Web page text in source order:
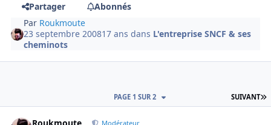
Partager
Abonnés
Par Roukmoute
23 septembre 200817 ans dans L'entreprise SNCF & ses
cheminots
SUIVANT
PAGE 1 SUR 2
Modérateur